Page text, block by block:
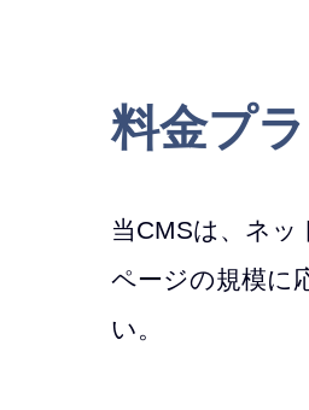
料金プ
当CMSは、ネ
ページの規模に
い。